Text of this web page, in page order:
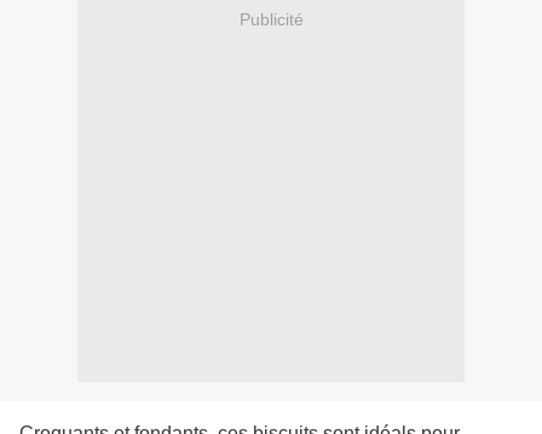
Publicité